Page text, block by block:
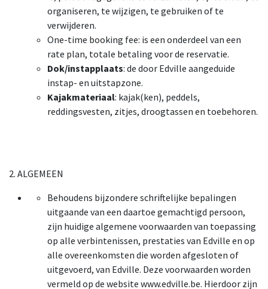
organiseren, te wijzigen, te gebruiken of te
verwijderen.
One-time booking fee: is een onderdeel van een
rate plan, totale betaling voor de reservatie.
Dok/instapplaats: de door Edville aangeduide
instap- en uitstapzone.
Kajakmateriaal: kajak(ken), peddels,
reddingsvesten, zitjes, droogtassen en toebehoren.
2. ALGEMEEN
Behoudens bijzondere schriftelijke bepalingen
uitgaande van een daartoe gemachtigd persoon,
zijn huidige algemene voorwaarden van toepassing
op alle verbintenissen, prestaties van Edville en op
alle overeenkomsten die worden afgesloten of
uitgevoerd, van Edville. Deze voorwaarden worden
vermeld op de website www.edville.be. Hierdoor zijn